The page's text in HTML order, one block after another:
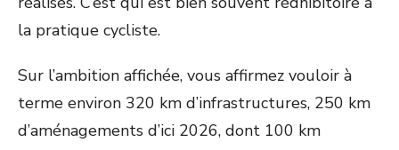
la pratique cycliste.
Sur l’ambition affichée, vous affirmez vouloir à
terme environ 320 km d’infrastructures, 250 km
d’aménagements d’ici 2026, dont 100 km